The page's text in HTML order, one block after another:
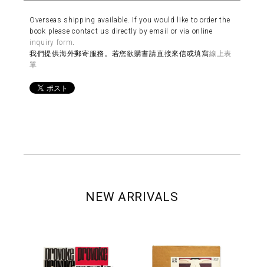
Overseas shipping available. If you would like to order the
book please contact us directly by email or via online
inquiry form
我們提供海外郵寄服務。若您欲購書請直接來信或填寫線上表
單
NEW ARRIVALS